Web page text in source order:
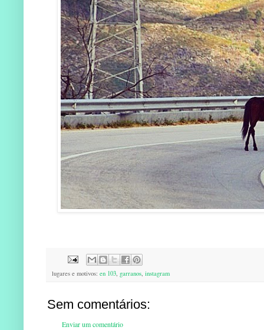
lugares e motivos: en 103, garranos, instagram
Sem comentários:
Enviar um comentário